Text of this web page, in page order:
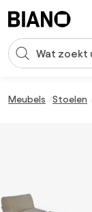
Zoekopdracht
Meubels Stoelen